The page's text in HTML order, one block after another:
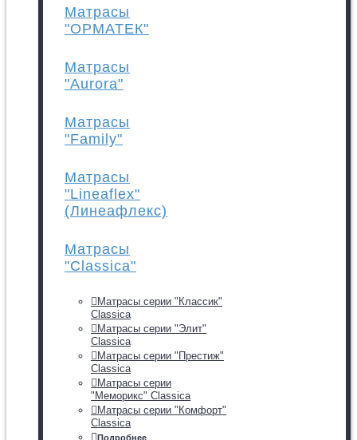
Матрасы
"ОРМАТЕК"
Матрасы
"Aurora"
Матрасы
"Family"
Матрасы
"Lineaflex"
(Линеафлекс)
Матрасы
"Classica"
Матрасы серии "Классик"
Classica
Матрасы серии "Элит"
Classica
Матрасы серии "Престиж"
Classica
Матрасы серии
"Меморикс" Classica
Матрасы серии "Комфорт"
Classica
Подробнее